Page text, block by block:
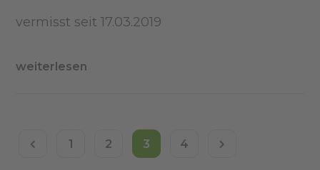
vermisst seit 17.03.2019
weiterlesen
1 2 3 4